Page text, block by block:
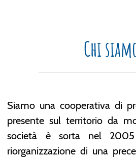
Chi
Siamo una cooperativa di
presente sul territorio da
società è sorta nel
riorganizzazione di una